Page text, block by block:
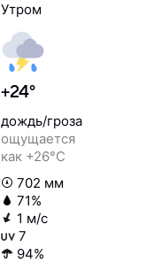
Утром
+24°
дождь/гроза
ощущается
как +26°C
702 мм
71%
1 м/с
7
94%